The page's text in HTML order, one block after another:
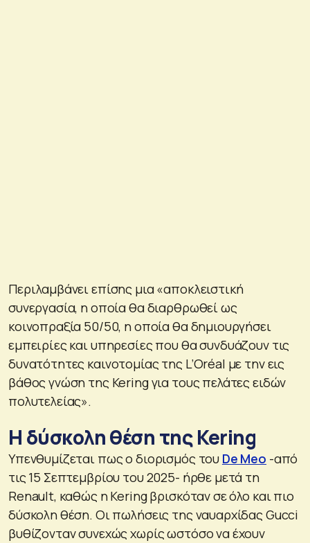
Περιλαμβάνει επίσης μια «αποκλειστική
συνεργασία, η οποία θα διαρθρωθεί ως
κοινοπραξία 50/50, η οποία θα δημιουργήσει
εμπειρίες και υπηρεσίες που θα συνδυάζουν τις
δυνατότητες καινοτομίας της L’Oréal με την εις
βάθος γνώση της Kering για τους πελάτες ειδών
πολυτελείας».
Η δύσκολη θέση της Kering
Υπενθυμίζεται πως ο διορισμός του De Meo -από
τις 15 Σεπτεμβρίου του 2025- ήρθε μετά τη
Renault, καθώς η Kering βρισκόταν σε όλο και πιο
δύσκολη θέση. Οι πωλήσεις της ναυαρχίδας Gucci
βυθίζονταν συνεχώς χωρίς ωστόσο να έχουν